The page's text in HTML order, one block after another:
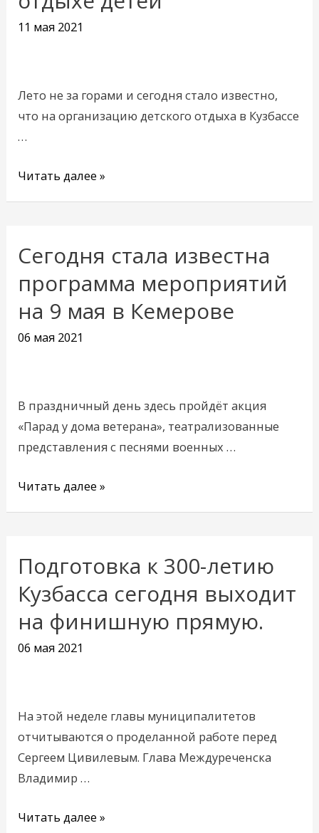
11 мая 2021
Лето не за горами и сегодня стало известно,
что на организацию детского отдыха в Кузбассе
…
летнем
Читать далее »
Сегодня стала известна
программа мероприятий
на 9 мая в Кемерове
06 мая 2021
В праздничный день здесь пройдёт акция
«Парад у дома ветерана», театрализованные
представления с песнями военных …
Сегодня
известна
программа
мероприятий
Кемерове
Читать далее »
Подготовка к 300-летию
Кузбасса сегодня выходит
на финишную прямую.
06 мая 2021
На этой неделе главы муниципалитетов
отчитываются о проделанной работе перед
Сергеем Цивилевым. Глава Междуреченска
Владимир …
Подготовка
300-
летию
Кузбасса
финишную
Читать далее »